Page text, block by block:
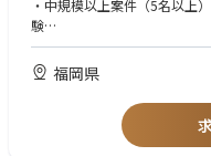
・プロジェクトだけでなく、
◆当ポジションの特徴
・大手企業案件に携われます
・現職給与考慮
・手を動かすことが好きな方
・中規模以上案件（5名以上
験
・担当したプロジェクトの採
◆歓迎条件
・業務システムの要件定義経
・React、Angularなどを利用
・物流・在庫管理、販売管
福岡県